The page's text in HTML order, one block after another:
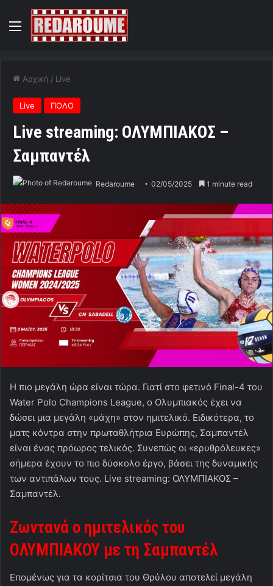
Menu
Αρχική / Live
Live ΠΟΛΟ
Live streaming: ΟΛΥΜΠΙΑΚΟΣ –
Σαμπαντέλ
Redaroume 02/05/2025 1 minute read
Η πιο μεγάλη ώρα είναι τώρα. Γιατί στο φετινό Final-4 του
Water Polo Champions League, ο Ολυμπιακός έχει να
δώσει μια μεγάλη «μάχη» στον ημιτελικό. Ειδικότερα, το
ματς κόντρα στην πρωταθλήτρια Ευρώπης, Σαμπαντέλ
είναι ένας πρόωρος τελικός. Συνεπώς οι «ερυθρόλευκες»
σήμερα έχουν το πιο δύσκολο έργο, βάσει της δυναμικής
των αντιπάλων τους. Live streaming: ΟΛΥΜΠΙΑΚΟΣ –
Σαμπαντέλ.
Ζωντανά ο ημιτελικός του
ΟΛΥΜΠΙΑΚΟΥ με τη Σαμπαντέλ
Επομένως για τα κορίτσια του Θρύλου αποτελεί μεγάλη